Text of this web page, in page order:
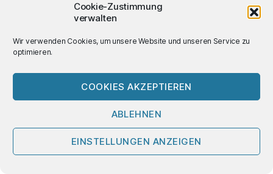
Cookie-Zustimmung
verwalten
Wir verwenden Cookies, um unsere Website und unseren Service zu
optimieren.
COOKIES AKZEPTIEREN
ABLEHNEN
EINSTELLUNGEN ANZEIGEN
neu auf 2mecs: